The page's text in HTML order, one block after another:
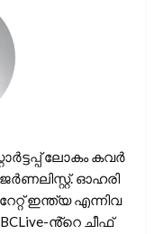
ലോകം കവർ
ഓഹരി
ഇന്ത്യ എന്നിവ
ൻ്റെ ചീഫ്